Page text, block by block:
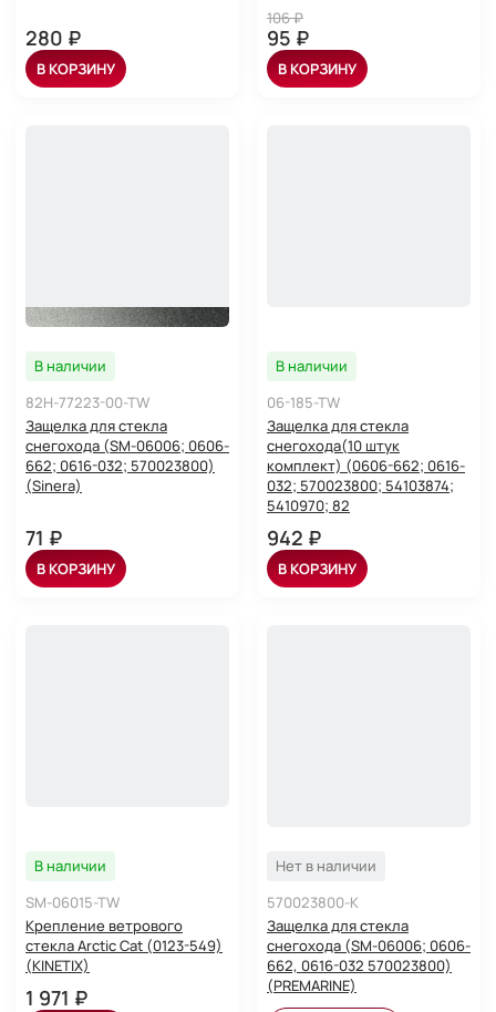
280 ₽
В КОРЗИНУ
106 ₽
95 ₽
В КОРЗИНУ
В наличии
82H-77223-00-TW
Защелка для стекла
снегохода (SM-06006; 0606-
662; 0616-032; 570023800)
(Sinera)
71 ₽
В КОРЗИНУ
В наличии
06-185-TW
Защелка для стекла
снегохода(10 штук
комплект) (0606-662; 0616-
032; 570023800; 54103874;
5410970; 82
942 ₽
В КОРЗИНУ
В наличии
SM-06015-TW
Крепление ветрового
стекла Arctic Cat (0123-549)
(KINETIX)
1 971 ₽
Нет в наличии
570023800-K
Защелка для стекла
снегохода (SM-06006; 0606-
662, 0616-032 570023800)
(PREMARINE)